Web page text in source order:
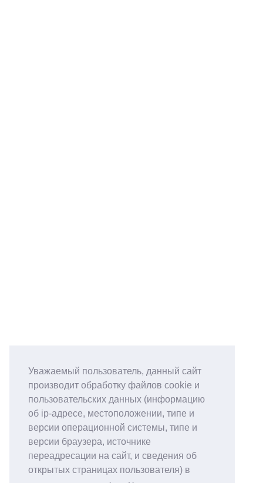
Уважаемый пользователь, данный сайт
производит обработку файлов cookie и
пользовательских данных (информацию
об ip-адресе, местоположении, типе и
версии операционной системы, типе и
версии браузера, источнике
переадресации на сайт, и сведения об
открытых страницах пользователя) в